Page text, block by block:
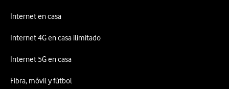
Internet en casa
Internet 4G en casa ilimitado
Internet 5G en casa
Fibra, móvil y fútbol